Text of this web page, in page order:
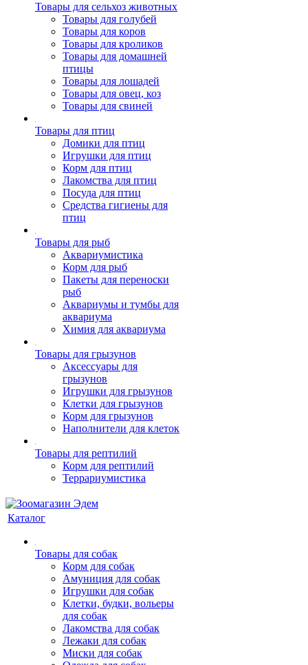
Товары для сельхоз животных
Товары для голубей
Товары для коров
Товары для кроликов
Товары для домашней
птицы
Товары для лошадей
Товары для овец, коз
Товары для свиней
Товары для птиц
Домики для птиц
Игрушки для птиц
Корм для птиц
Лакомства для птиц
Посуда для птиц
Средства гигиены для
птиц
Товары для рыб
Аквариумистика
Корм для рыб
Пакеты для переноски
рыб
Аквариумы и тумбы для
аквариума
Химия для аквариума
Товары для грызунов
Аксессуары для
грызунов
Игрушки для грызунов
Клетки для грызунов
Корм для грызунов
Наполнители для клеток
Товары для рептилий
Корм для рептилий
Террариумистика
Каталог
Товары для собак
Корм для собак
Амуниция для собак
Игрушки для собак
Клетки, будки, вольеры
для собак
Лакомства для собак
Лежаки для собак
Миски для собак